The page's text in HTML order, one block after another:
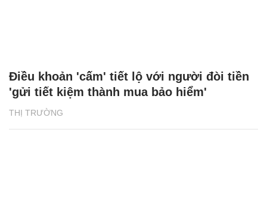
THỊ TRƯỜNG
Điều khoản 'cấm' tiết lộ với người đòi tiền
'gửi tiết kiệm thành mua bảo hiểm'